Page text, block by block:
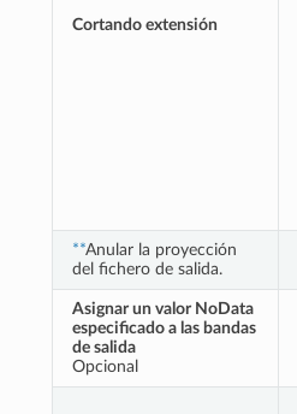
Cortando extensión
**Anular la proyección
del fichero de salida.
Asignar un valor NoData
especificado a las bandas
de salida
Opcional